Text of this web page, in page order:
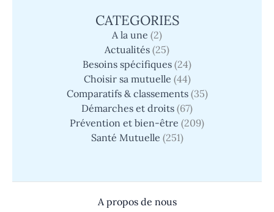
CATEGORIES
A la une (2)
Actualités (25)
Besoins spécifiques (24)
Choisir sa mutuelle (44)
Comparatifs & classements(35)
Démarches et droits (67)
Prévention et bien-être (209)
Santé Mutuelle (251)
A propos de nous